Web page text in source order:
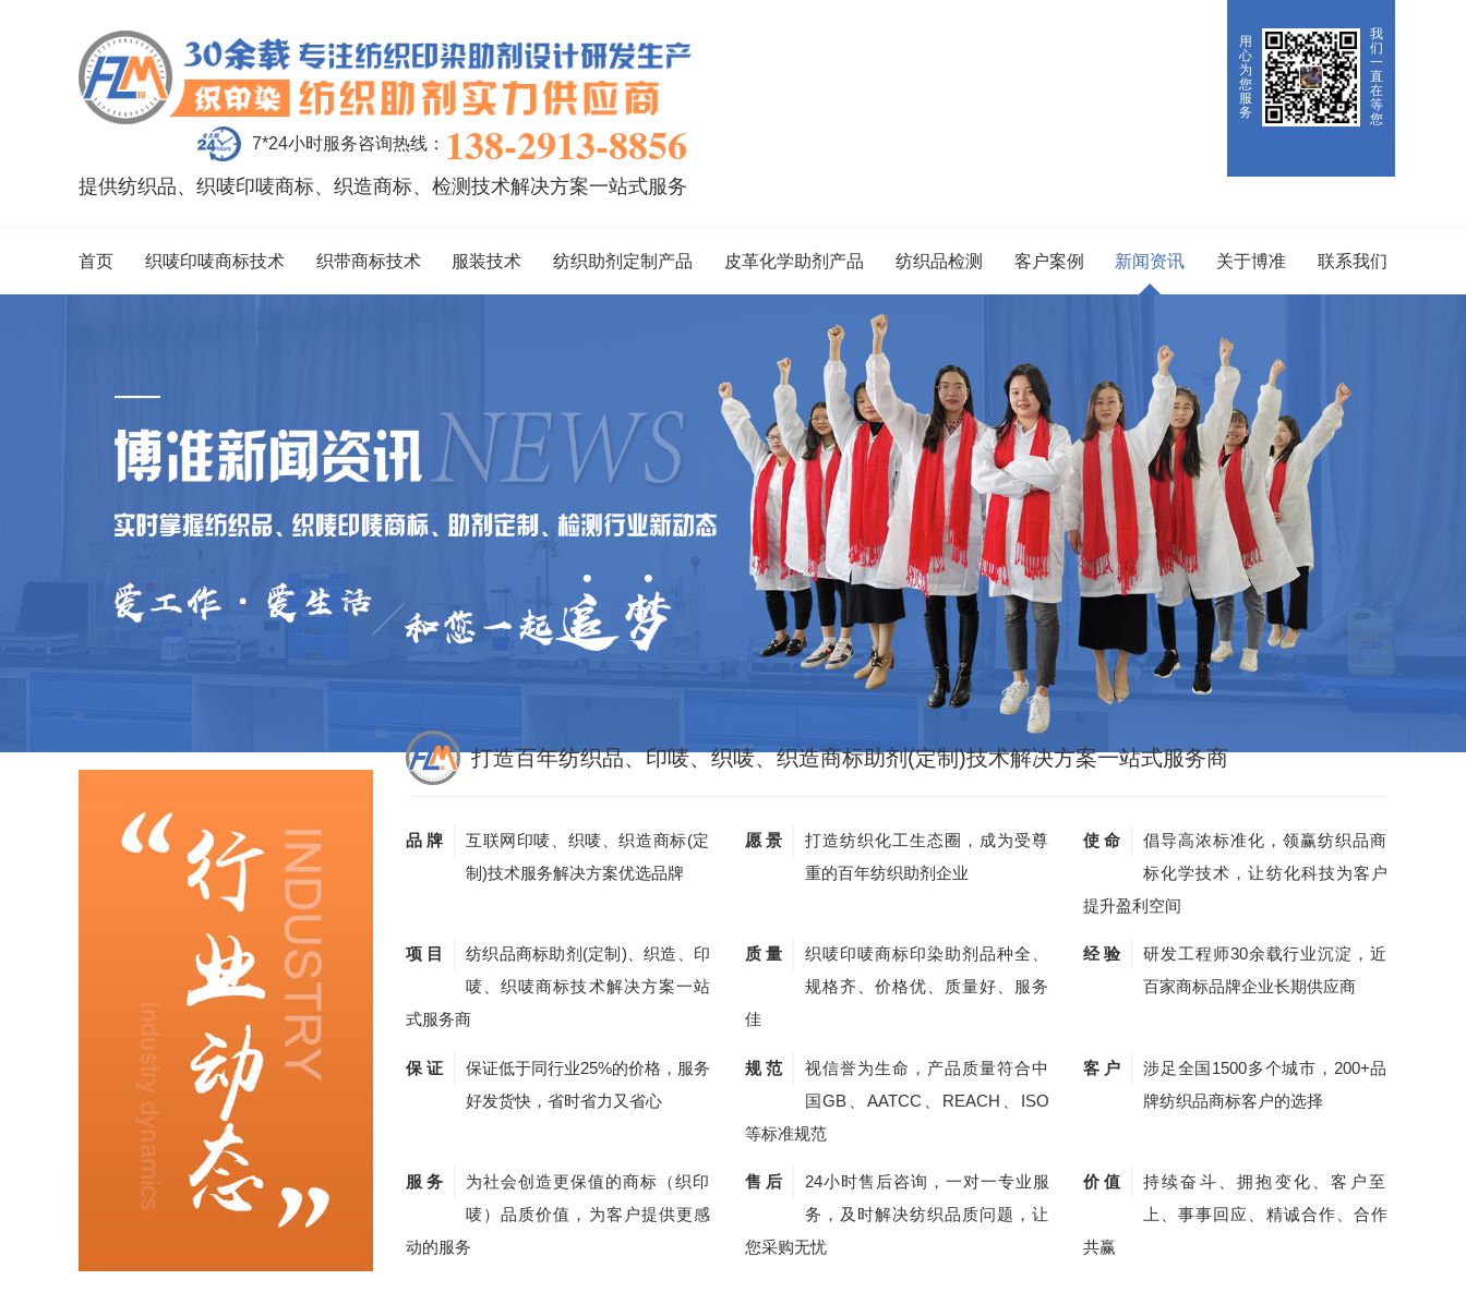
用
心
为
您
服
务
我
们
一
直
在
等
您
7*24小时服务咨询热线： 138-2913-8856
提供纺织品、织唛印唛商标、织造商标、检测技术解决方案一站式服务
首页 织唛印唛商标技术 织带商标技术 服装技术 纺织助剂定制产品 皮革化学助剂产品 纺织品检测 客户案例 新闻资讯 关于博准 联系我们
打造百年纺织品、印唛、织唛、织造商标助剂(定制)技术解决方案一站式服务商
品 牌
互联网印唛、织唛、织造商标(定
制)技术服务解决方案优选品牌
愿 景
打造纺织化工生态圈，成为受尊
重的百年纺织助剂企业
使 命
倡导高浓标准化，领赢纺织品商
标化学技术，让纺化科技为客户
提升盈利空间
项 目
纺织品商标助剂(定制)、织造、印
唛、织唛商标技术解决方案一站
式服务商
质 量
织唛印唛商标印染助剂品种全、
规格齐、价格优、质量好、服务
佳
经 验
研发工程师30余载行业沉淀，近
百家商标品牌企业长期供应商
保 证
保证低于同行业25%的价格，服务
好发货快，省时省力又省心
规 范
视信誉为生命，产品质量符合中
国GB、AATCC、REACH、ISO
等标准规范
客 户
涉足全国1500多个城市，200+品
牌纺织品商标客户的选择
服 务
为社会创造更保值的商标（织印
唛）品质价值，为客户提供更感
动的服务
售 后
24小时售后咨询，一对一专业服
务，及时解决纺织品质问题，让
您采购无忧
价 值
持续奋斗、拥抱变化、客户至
上、事事回应、精诚合作、合作
共赢